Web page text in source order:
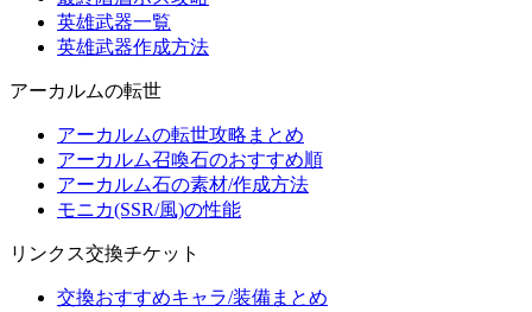
英雄武器一覧
英雄武器作成方法
アーカルムの転世
アーカルムの転世攻略まとめ
アーカルム召喚石のおすすめ順
アーカルム石の素材/作成方法
モニカ(SSR/風)の性能
リンクス交換チケット
交換おすすめキャラ/装備まとめ